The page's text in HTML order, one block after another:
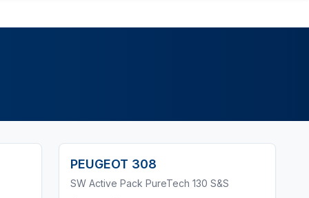
PEUGEOT 308
SW Active Pack PureTech 130 S&S